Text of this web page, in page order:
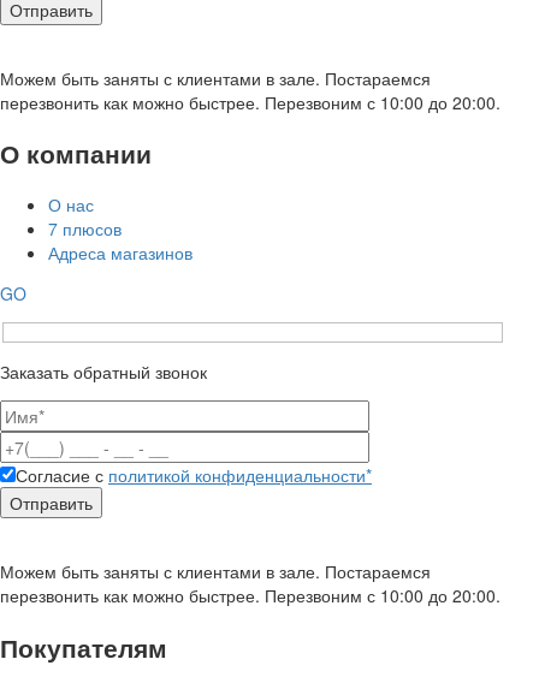
Можем быть заняты с клиентами в зале. Постараемся
перезвонить как можно быстрее. Перезвоним с 10:00 до 20:00.
О компании
О нас
7 плюсов
Адреса магазинов
GO
Заказать обратный звонок
Согласие с политикой конфиденциальности*
Можем быть заняты с клиентами в зале. Постараемся
перезвонить как можно быстрее. Перезвоним с 10:00 до 20:00.
Покупателям